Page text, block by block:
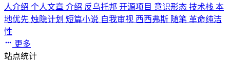
人介绍 个人文章 介绍 反乌托邦 开源项目 意识形态 技术栈 本
地优先 烛隐计划 短篇小说 自我审视 西西弗斯 随笔 革命纯洁
性
更多
站点统计